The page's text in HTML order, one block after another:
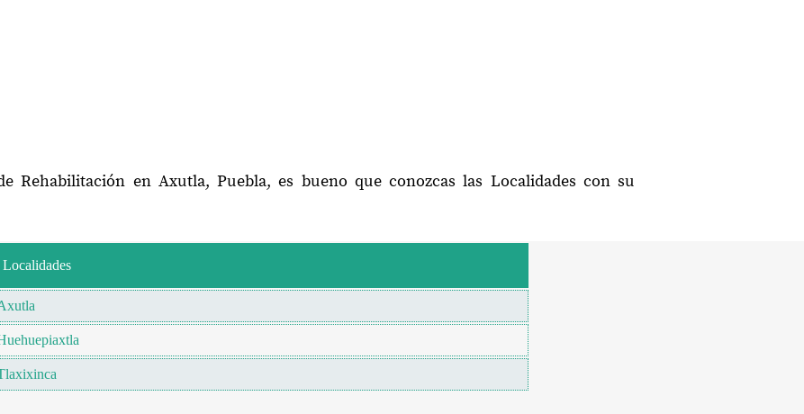
Rehabilitación en Axutla, Puebla, es bueno que conozcas las Localidades con su
Localidades